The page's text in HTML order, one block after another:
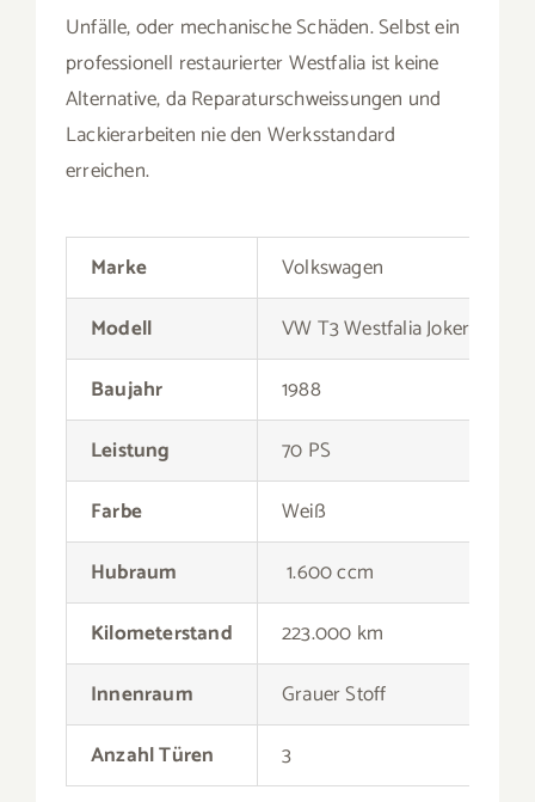
Baujahr
1988
Leistung
70 PS
Farbe
Hubraum
1.600 ccm
Kilometerstand
223.000 km
Innenraum
Grauer Stoff
Anzahl Türen
3
Galerie